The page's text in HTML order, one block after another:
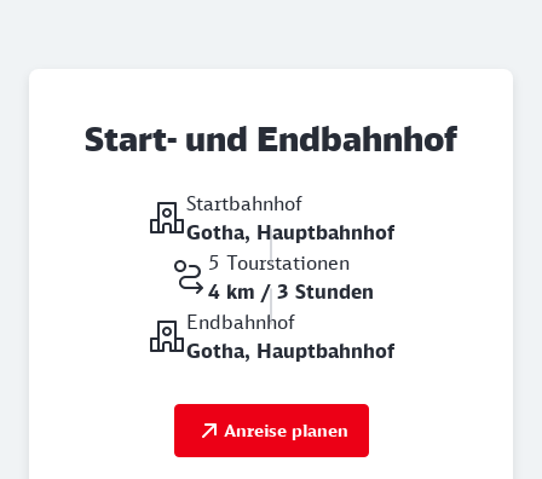
Start- und Endbahnhof
Startbahnhof
Gotha, Hauptbahnhof
5 Tourstationen
4 km / 3 Stunden
Endbahnhof
Gotha, Hauptbahnhof
Anreise planen